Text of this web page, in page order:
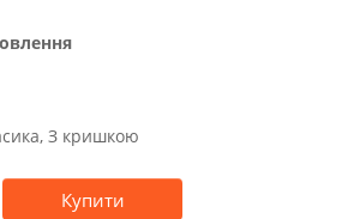
З кришкою
Купити